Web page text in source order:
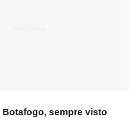
sempre visto